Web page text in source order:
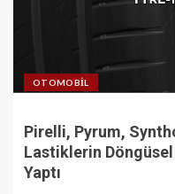
OTOMOBIL
Pirelli, Pyrum,
Lastiklerin
Yaptı